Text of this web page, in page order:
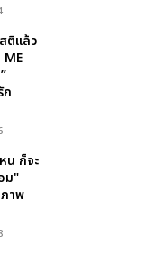
ติแล้ว
ME
ก
น ก็จะ
ม"
าพ